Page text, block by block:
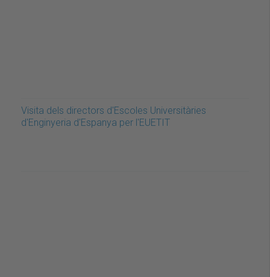
Visita dels directors d'Escoles Universitàries
d'Enginyeria d'Espanya per l'EUETIT